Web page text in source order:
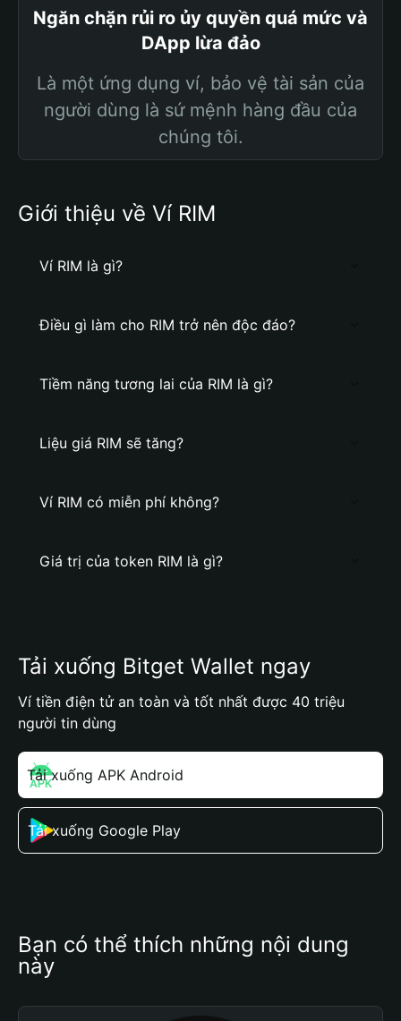
Ngăn chặn rủi ro ủy quyền quá mức và
DApp lừa đảo
Là một ứng dụng ví, bảo vệ tài sản của
người dùng là sứ mệnh hàng đầu của
chúng tôi.
Giới thiệu về Ví RIM
Ví RIM là gì?
Điều gì làm cho RIM trở nên độc đáo?
Tiềm năng tương lai của RIM là gì?
Liệu giá RIM sẽ tăng?
Ví RIM có miễn phí không?
Giá trị của token RIM là gì?
Tải xuống Bitget Wallet ngay
Ví tiền điện tử an toàn và tốt nhất được 40 triệu
người tin dùng
Tải xuống APK Android
Tải xuống Google Play
Bạn có thể thích những nội dung
này